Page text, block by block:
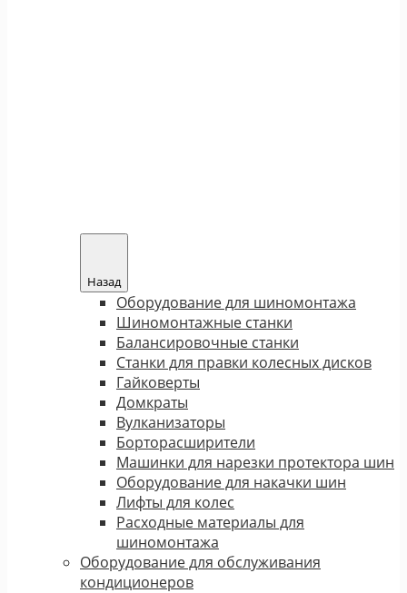
Назад
Оборудование для шиномонтажа
Шиномонтажные станки
Балансировочные станки
Станки для правки колесных дисков
Гайковерты
Домкраты
Вулканизаторы
Борторасширители
Машинки для нарезки протектора шин
Оборудование для накачки шин
Лифты для колес
Расходные материалы для
шиномонтажа
Оборудование для обслуживания
кондиционеров